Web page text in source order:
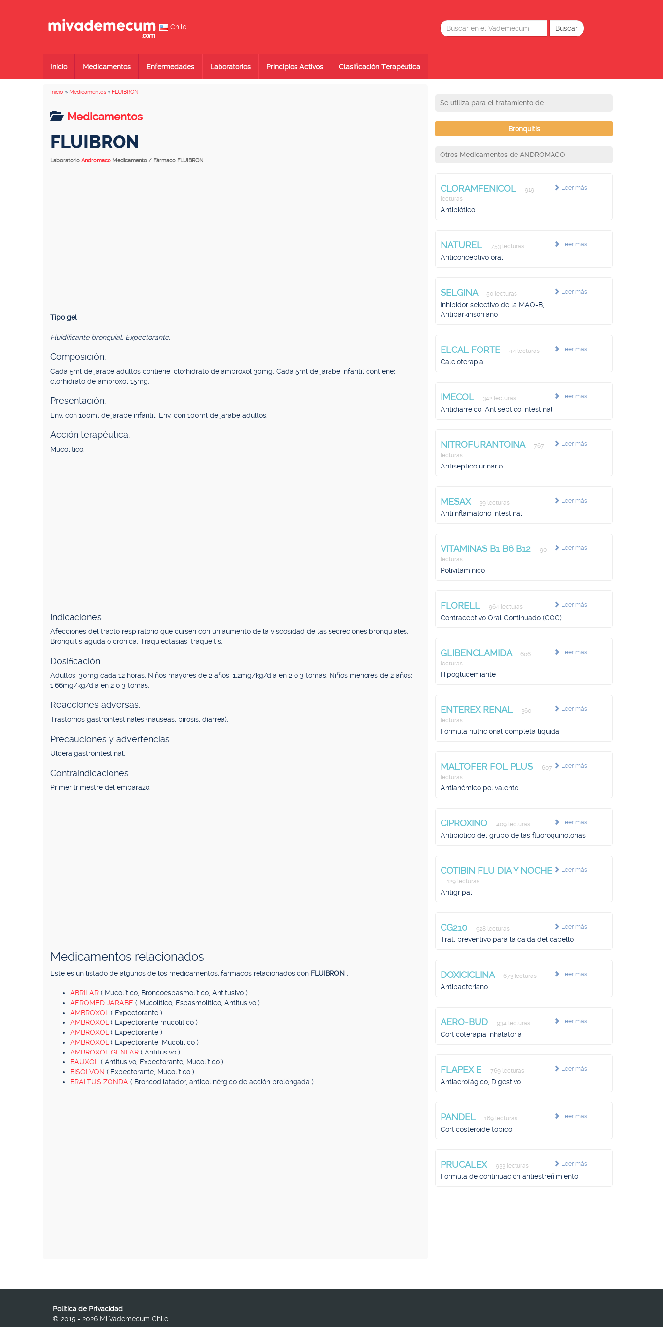
Chile
Inicio Medicamentos Enfermedades Laboratorios Principios Activos Clasificación Terapéutica
Inicio » Medicamentos » FLUIBRON
Medicamentos
FLUIBRON
Laboratorio Andromaco Medicamento / Fármaco FLUIBRON
Tipo gel
Fluidificante bronquial. Expectorante.
Composición.
Cada 5ml de jarabe adultos contiene: clorhidrato de ambroxol 30mg. Cada 5ml de jarabe infantil contiene:
clorhidrato de ambroxol 15mg.
Presentación.
Env. con 100ml de jarabe infantil. Env. con 100ml de jarabe adultos.
Acción terapéutica.
Mucolítico.
Indicaciones.
Afecciones del tracto respiratorio que cursen con un aumento de la viscosidad de las secreciones bronquiales.
Bronquitis aguda o crónica. Traquiectasias, traqueítis.
Dosificación.
Adultos: 30mg cada 12 horas. Niños mayores de 2 años: 1,2mg/kg/día en 2 o 3 tomas. Niños menores de 2 años:
1,66mg/kg/día en 2 o 3 tomas.
Reacciones adversas.
Trastornos gastrointestinales (náuseas, pirosis, diarrea).
Precauciones y advertencias.
Ulcera gastrointestinal.
Contraindicaciones.
Primer trimestre del embarazo.
Medicamentos relacionados
Este es un listado de algunos de los medicamentos, fármacos relacionados con FLUIBRON
ABRILAR ( Mucolítico, Broncoespasmolítico, Antitusivo )
AEROMED JARABE ( Mucolítico, Espasmolítico, Antitusivo )
AMBROXOL ( Expectorante )
AMBROXOL ( Expectorante mucolítico )
AMBROXOL ( Expectorante )
AMBROXOL ( Expectorante, Mucolítico )
AMBROXOL GENFAR ( Antitusivo )
BAUXOL ( Antitusivo, Expectorante, Mucolítico )
BISOLVON ( Expectorante, Mucolítico )
BRALTUS ZONDA ( Broncodilatador, anticolinérgico de acción prolongada )
Se utiliza para el tratamiento de:
Bronquitis
Otros Medicamentos de ANDROMACO
Leer más
CLORAMFENICOL
919
lecturas
Antibiótico
Leer más
NATUREL 753 lecturas
Anticonceptivo oral
Leer más
SELGINA 50 lecturas
Inhibidor selectivo de la MAO-B,
Antiparkinsoniano
Leer más
ELCAL FORTE 44 lecturas
Calcioterapia
Leer más
IMECOL 342 lecturas
Antidiarreico, Antiséptico intestinal
Leer más
NITROFURANTOINA
767
lecturas
Antiséptico urinario
Leer más
MESAX 39 lecturas
Antiinflamatorio intestinal
Leer más
VITAMINAS B1 B6 B12
90
lecturas
Polivitamínico
Leer más
FLORELL 964 lecturas
Contraceptivo Oral Continuado (COC)
Leer más
GLIBENCLAMIDA
606
lecturas
Hipoglucemiante
Leer más
ENTEREX RENAL
360
lecturas
Fórmula nutricional completa líquida
Leer más
MALTOFER FOL PLUS
607
lecturas
Antianémico polivalente
Leer más
CIPROXINO 409 lecturas
Antibiótico del grupo de las fluoroquinolonas
Leer más
COTIBIN FLU DIA Y NOCHE
129 lecturas
Antigripal
Leer más
CG210 928 lecturas
Trat, preventivo para la caída del cabello
Leer más
DOXICICLINA 673 lecturas
Antibacteriano
Leer más
AERO-BUD 934 lecturas
Corticoterapia inhalatoria
Leer más
FLAPEX E 769 lecturas
Antiaerofágico, Digestivo
Leer más
PANDEL 169 lecturas
Corticosteroide tópico
Leer más
PRUCALEX 933 lecturas
Fórmula de continuación antiestreñimiento
Política de Privacidad
© 2015 - 2026 Mi Vademecum Chile